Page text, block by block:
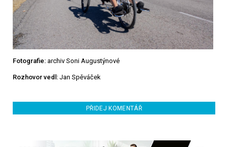
Fotografie: archiv Soni Augustýnové
Rozhovor vedl: Jan Spěváček
PŘIDEJ KOMENTÁŘ